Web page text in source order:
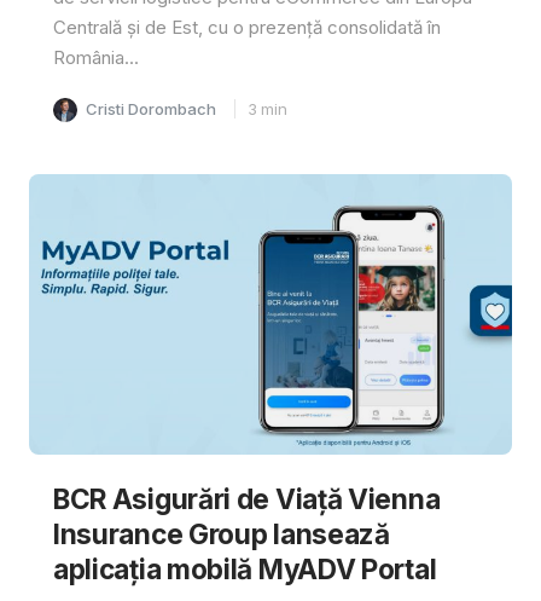
Centrală și de Est, cu o prezență consolidată în
România...
Cristi Dorombach 3 min
BCR Asigurări de Viață Vienna
Insurance Group lansează
aplicația mobilă MyADV Portal